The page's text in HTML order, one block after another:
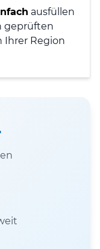
ausfüllen
geprüften
Region